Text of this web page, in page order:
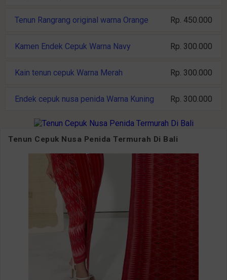
Tenun Rangrang original warna Orange Rp. 450.000
Kamen Endek Cepuk Warna Navy Rp. 300.000
Kain tenun cepuk Warna Merah Rp. 300.000
Endek cepuk nusa penida Warna Kuning Rp. 300.000
Tenun Cepuk Nusa Penida Termurah Di Bali